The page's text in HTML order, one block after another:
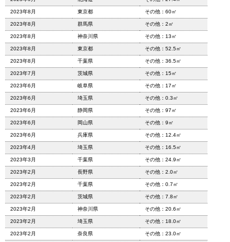
2023年8月 東京都 その他：60㎡
2023年8月 群馬県 その他：2㎡
2023年8月 神奈川県 その他：13㎡
2023年8月 東京都 その他：52.5㎡
2023年8月 千葉県 その他：36.5㎡
2023年7月 茨城県 その他：15㎡
2023年6月 岐阜県 その他：17㎡
2023年6月 埼玉県 その他：0.3㎡
2023年6月 静岡県 その他：97㎡
2023年6月 岡山県 その他：9㎡
2023年6月 兵庫県 その他：12.4㎡
2023年4月 埼玉県 その他：16.5㎡
2023年3月 千葉県 その他：24.9㎡
2023年2月 長野県 その他：2.0㎡
2023年2月 千葉県 その他：0.7㎡
2023年2月 茨城県 その他：7.8㎡
2023年2月 神奈川県 その他：20.6㎡
2023年2月 埼玉県 その他：18.0㎡
2023年2月 奈良県 その他：23.0㎡